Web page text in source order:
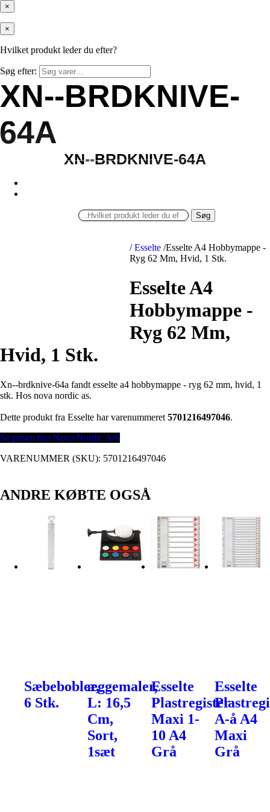
×
×
Hvilket produkt leder du efter?
Søg efter:
XN--BRDKNIVE-
64A
BRDKNIVE-
XN--BRDKNIVE-64A
XN--BRDKNIVE-64A
Søg
/ Esselte /Esselte A4 Hobbymappe -
Ryg 62 Mm, Hvid, 1 Stk.
Esselte A4
Hobbymappe -
Ryg 62 Mm,
Hvid, 1 Stk.
Xn--brdknive-64a fandt esselte a4 hobbymappe - ryg 62 mm, hvid, 1
stk. Hos nova nordic as.
Dette produkt fra Esselte har varenummeret 5701216497046.
Se prisen hos Nova Nordic A/S
VARENUMMER (SKU): 5701216497046
ANDRE KØBTE OGSÅ
Sæbebobler,
6 Stk.
æggemaler,
L: 16,5
Cm,
Sort,
1sæt
Esselte
Plastregister
Maxi 1-
10 A4
Grå
Esselte
A-å A4
Maxi
Grå